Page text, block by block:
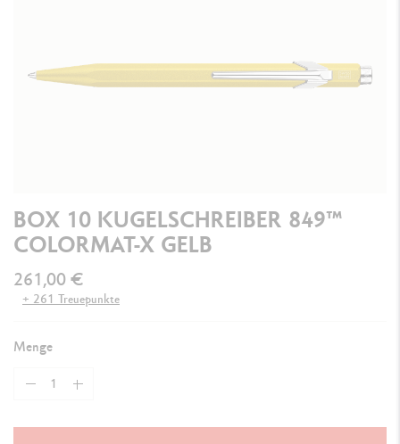
BOX 10 KUGELSCHREIBER 849™
COLORMAT-X GELB
261,00 €
+ 261 Treuepunkte
Menge